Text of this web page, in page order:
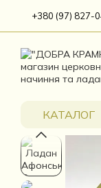
Перейти до
+380 (97) 827-
КАТАЛОГ